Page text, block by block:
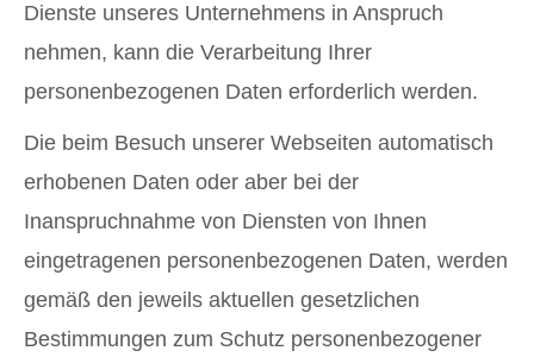
Dienste unseres Unternehmens in Anspruch
nehmen, kann die Verarbeitung Ihrer
personenbezogenen Daten erforderlich werden.
Die beim Besuch unserer Webseiten automatisch
erhobenen Daten oder aber bei der
Inanspruchnahme von Diensten von Ihnen
eingetragenen personenbezogenen Daten, werden
gemäß den jeweils aktuellen gesetzlichen
Bestimmungen zum Schutz personenbezogener